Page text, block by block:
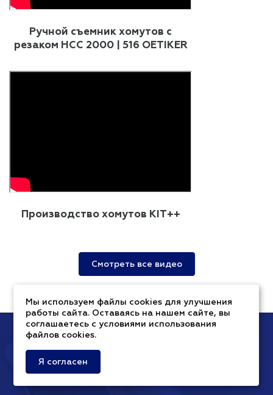
Ручной съемник хомутов с
резаком HCC 2000 | 516 OETIKER
Производство хомутов KIT++
Смотреть все видео
Остались вопросы?
Мы используем файлы cookies для улучшения
работы сайта. Оставаясь на нашем сайте, вы
соглашаетесь с условиями использования
файлов cookies.
Я согласен